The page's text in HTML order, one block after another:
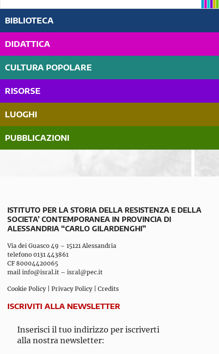
BIBLIOTECA
DIDATTICA
CULTURA POPOLARE
RISORSE
LUOGHI
PUBBLICAZIONI
ISTITUTO PER LA STORIA DELLA RESISTENZA E DELLA
SOCIETA’ CONTEMPORANEA IN PROVINCIA DI
ALESSANDRIA “CARLO GILARDENGHI”
Via dei Guasco 49 – 15121 Alessandria
telefono 0131 443861
CF 80004420065
mail info@isral.it – isral@pec.it
Cookie Policy Privacy Policy Credits
ISCRIVITI ALLA NEWSLETTER
Inserisci il tuo indirizzo per iscriverti
alla nostra newsletter: